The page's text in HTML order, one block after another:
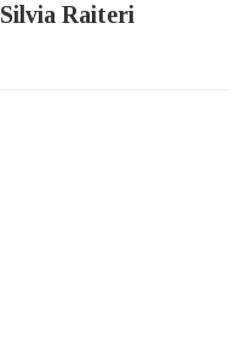
Silvia Raiteri